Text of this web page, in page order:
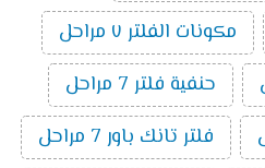
مكونات الفلتر ٧ مراحل
حنفية فلتر 7 مراحل
فلتر تانك باور 7 مراحل